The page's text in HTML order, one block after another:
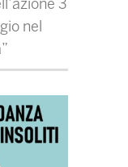
3
nel